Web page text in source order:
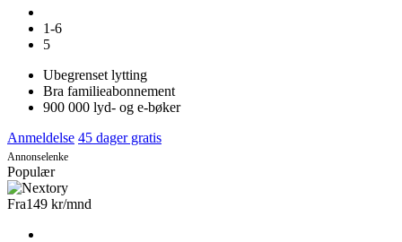
1-6
5
Ubegrenset lytting
Bra familieabonnement
900 000 lyd- og e-bøker
Anmeldelse 45 dager gratis
Annonselenke
Populær
Fra149 kr/mnd